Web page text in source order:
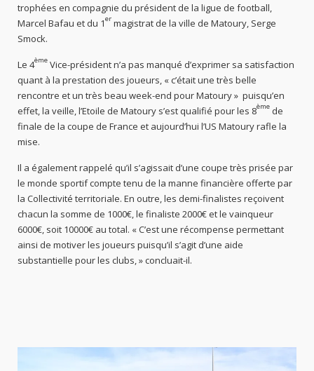
trophées en compagnie du président de la ligue de football,
Marcel Bafau et du 1er magistrat de la ville de Matoury, Serge
Smock.
Le 4ème Vice-président n’a pas manqué d’exprimer sa satisfaction
quant à la prestation des joueurs, « c’était une très belle
rencontre et un très beau week-end pour Matoury » puisqu’en
effet, la veille, l’Etoile de Matoury s’est qualifié pour les 8ème de
finale de la coupe de France et aujourd’hui l’US Matoury rafle la
mise.
Il a également rappelé qu’il s’agissait d’une coupe très prisée par
le monde sportif compte tenu de la manne financière offerte par
la Collectivité territoriale. En outre, les demi-finalistes reçoivent
chacun la somme de 1000€, le finaliste 2000€ et le vainqueur
6000€, soit 10000€ au total. « C’est une récompense permettant
ainsi de motiver les joueurs puisqu’il s’agit d’une aide
substantielle pour les clubs, » concluait-il.